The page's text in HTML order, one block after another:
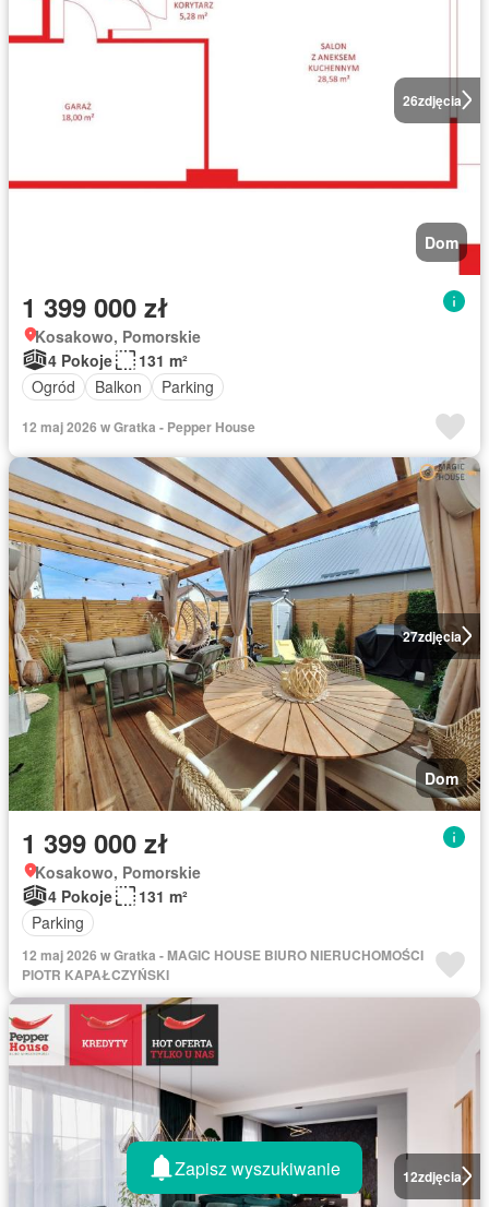
26zdjęcia
Dom
1 399 000 zł
Kosakowo, Pomorskie
4 Pokoje
131 m²
Ogród
Balkon Parking
12 maj 2026 w Gratka - Pepper House
27zdjęcia
Dom
1 399 000 zł
Kosakowo, Pomorskie
4 Pokoje
131 m²
Parking
12 maj 2026 w Gratka - MAGIC HOUSE BIURO NIERUCHOMOŚCI
PIOTR KAPAŁCZYŃSKI
12zdjęcia
Zapisz wyszukiwanie